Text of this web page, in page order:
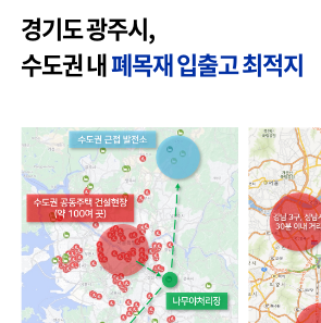
경기도 광주시,
수도권 내폐목재 입출고 최적지